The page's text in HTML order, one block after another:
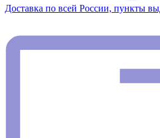
Доставка по всей России, пункты